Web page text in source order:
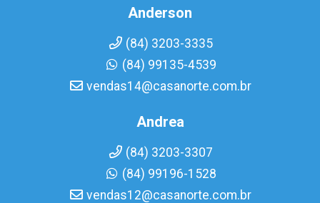
Anderson
(84) 3203-3335
(84) 99135-4539
vendas14@casanorte.com.br
Andrea
(84) 3203-3307
(84) 99196-1528
vendas12@casanorte.com.br